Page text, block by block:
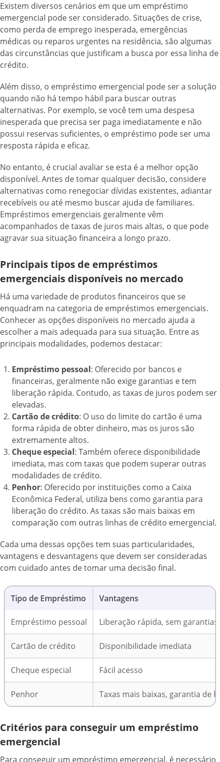
Existem diversos cenários em que um empréstimo
emergencial pode ser considerado. Situações de crise,
como perda de emprego inesperada, emergências
médicas ou reparos urgentes na residência, são algumas
das circunstâncias que justificam a busca por essa linha de
crédito.
Além disso, o empréstimo emergencial pode ser a solução
quando não há tempo hábil para buscar outras
alternativas. Por exemplo, se você tem uma despesa
inesperada que precisa ser paga imediatamente e não
possui reservas suficientes, o empréstimo pode ser uma
resposta rápida e eficaz.
No entanto, é crucial avaliar se esta é a melhor opção
disponível. Antes de tomar qualquer decisão, considere
alternativas como renegociar dívidas existentes, adiantar
recebíveis ou até mesmo buscar ajuda de familiares.
Empréstimos emergenciais geralmente vêm
acompanhados de taxas de juros mais altas, o que pode
agravar sua situação financeira a longo prazo.
Principais tipos de empréstimos
emergenciais disponíveis no mercado
Há uma variedade de produtos financeiros que se
enquadram na categoria de empréstimos emergenciais.
Conhecer as opções disponíveis no mercado ajuda a
escolher a mais adequada para sua situação. Entre as
principais modalidades, podemos destacar:
Empréstimo pessoal: Oferecido por bancos e
financeiras, geralmente não exige garantias e tem
liberação rápida. Contudo, as taxas de juros podem ser
elevadas.
Cartão de crédito: O uso do limite do cartão é uma
forma rápida de obter dinheiro, mas os juros são
extremamente altos.
Cheque especial: Também oferece disponibilidade
imediata, mas com taxas que podem superar outras
modalidades de crédito.
Penhor: Oferecido por instituições como a Caixa
Econômica Federal, utiliza bens como garantia para
liberação do crédito. As taxas são mais baixas em
comparação com outras linhas de crédito emergencial.
Cada uma dessas opções tem suas particularidades,
vantagens e desvantagens que devem ser consideradas
com cuidado antes de tomar uma decisão final.
Tipo de Empréstimo Vantagens
Empréstimo pessoal Liberação rápida, sem garantias
Cartão de crédito Disponibilidade imediata
Cheque especial Fácil acesso
Penhor Taxas mais baixas, garantia de
Critérios para conseguir um empréstimo
emergencial
Para conseguir um empréstimo emergencial, é necessário